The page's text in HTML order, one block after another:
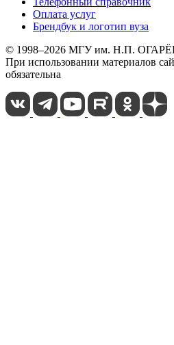
Оплата услуг
Брендбук и логотип вуза
© 1998–2026 МГУ им. Н.П.
При использовании материалов
обязательна